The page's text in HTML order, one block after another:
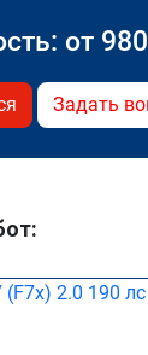
от
Задать